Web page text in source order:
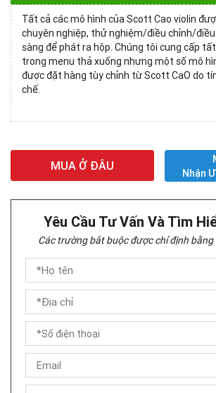
Tất cả các mô hình của Scott Cao violin
chuyên nghiệp, thử nghiệm/điều chỉnh/điều
sàng để phát ra hộp. Chúng tôi cung cấp
trong menu thả xuống nhưng một số mô
được đặt hàng tùy chỉnh từ Scott CaO do
chế.
MUA Ở ĐÂU
Nhận
Yêu Cầu Tư Vấn Và Tìm
Các trường bắt buộc được chỉ định